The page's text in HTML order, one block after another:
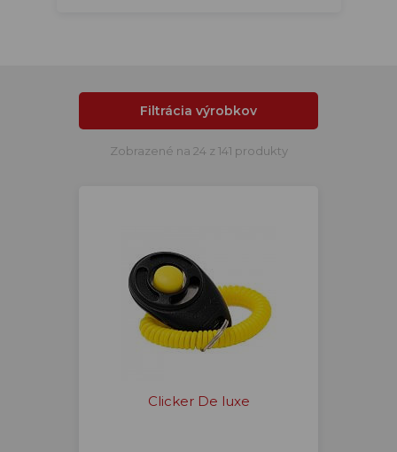
Filtrácia výrobkov
Zobrazené na 24 z 141 produkty
Clicker De luxe